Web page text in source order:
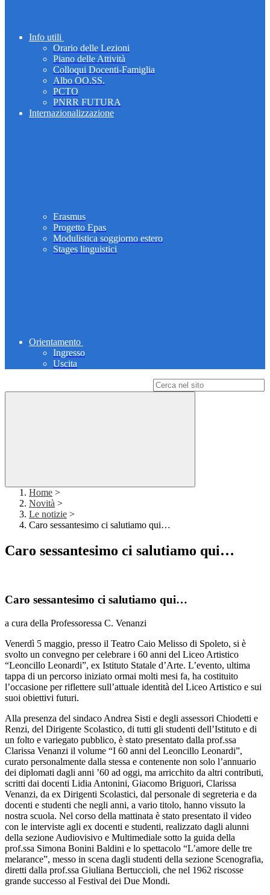
Info utili
Orario delle Lezioni
Piano delle Attività
Colloqui Docenti-Famiglia
Albo OO.SS.
PCTO
PNRR FUTURA
Internazionalizzazione
Erasmus
Progetto Epas
Modulistica soggiorno estero
Stages linguistici
Orientamento
Ingresso
Uscita
Home >
Novità >
Le notizie >
Caro sessantesimo ci salutiamo qui…
Caro sessantesimo ci salutiamo qui…
Caro sessantesimo ci salutiamo qui…
a cura della Professoressa C. Venanzi
Venerdì 5 maggio, presso il Teatro Caio Melisso di Spoleto, si è
svolto un convegno per celebrare i 60 anni del Liceo Artistico
“Leoncillo Leonardi”, ex Istituto Statale d’Arte. L’evento, ultima
tappa di un percorso iniziato ormai molti mesi fa, ha costituito
l’occasione per riflettere sull’attuale identità del Liceo Artistico e sui
suoi obiettivi futuri.
Alla presenza del sindaco Andrea Sisti e degli assessori Chiodetti e
Renzi, del Dirigente Scolastico, di tutti gli studenti dell’Istituto e di
un folto e variegato pubblico, è stato presentato dalla prof.ssa
Clarissa Venanzi il volume “I 60 anni del Leoncillo Leonardi”,
curato personalmente dalla stessa e contenente non solo l’annuario
dei diplomati dagli anni ’60 ad oggi, ma arricchito da altri contributi,
scritti dai docenti Lidia Antonini, Giacomo Briguori, Clarissa
Venanzi, da ex Dirigenti Scolastici, dal personale di segreteria e da
docenti e studenti che negli anni, a vario titolo, hanno vissuto la
nostra scuola. Nel corso della mattinata è stato presentato il video
con le interviste agli ex docenti e studenti, realizzato dagli alunni
della sezione Audiovisivo e Multimediale sotto la guida della
prof.ssa Simona Bonini Baldini e lo spettacolo “L’amore delle tre
melarance”, messo in scena dagli studenti della sezione Scenografia,
diretti dalla prof.ssa Giuliana Bertuccioli, che nel 1962 riscosse
grande successo al Festival dei Due Mondi.